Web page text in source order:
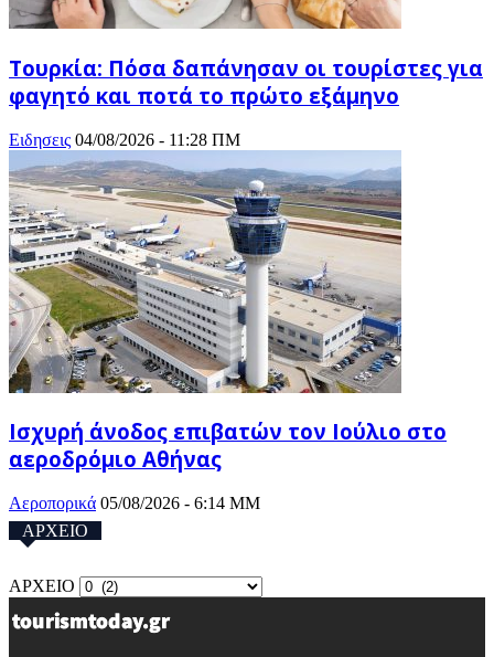
Τουρκία: Πόσα δαπάνησαν οι τουρίστες για
φαγητό και ποτά το πρώτο εξάμηνο
Ειδησεις 04/08/2026 - 11:28 ΠΜ
Ισχυρή άνοδος επιβατών τον Ιούλιο στο
αεροδρόμιο Αθήνας
Αεροπορικά 05/08/2026 - 6:14 ΜΜ
ΑΡΧΕΙΟ
ΑΡΧΕΙΟ